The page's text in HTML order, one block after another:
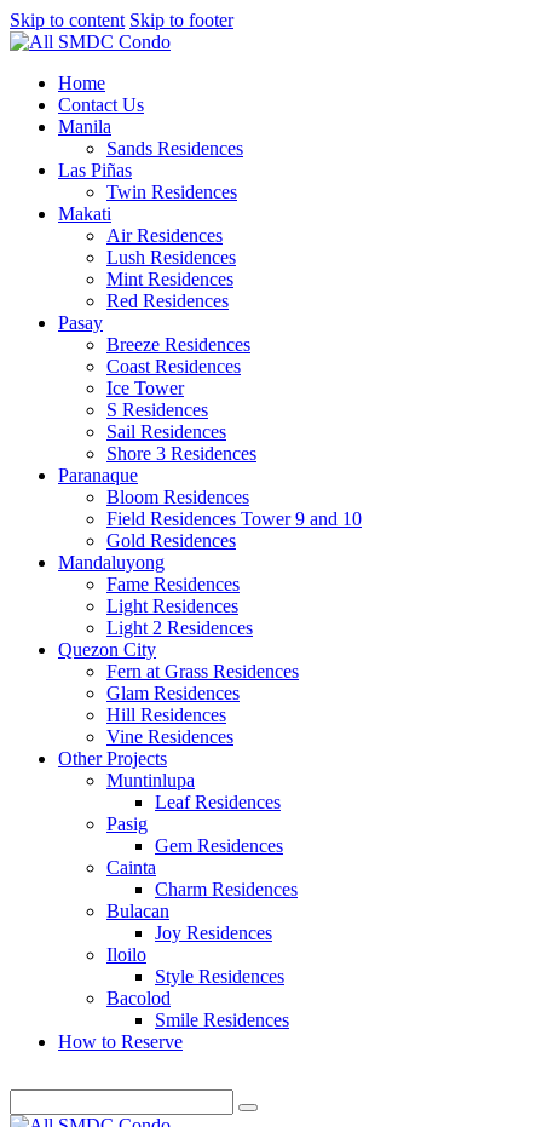
Skip to content Skip to footer
Home
Contact Us
Manila
Sands Residences
Las Piñas
Twin Residences
Makati
Air Residences
Lush Residences
Mint Residences
Red Residences
Pasay
Breeze Residences
Coast Residences
Ice Tower
S Residences
Sail Residences
Shore 3 Residences
Paranaque
Bloom Residences
Field Residences Tower 9 and 10
Gold Residences
Mandaluyong
Fame Residences
Light Residences
Light 2 Residences
Quezon City
Fern at Grass Residences
Glam Residences
Hill Residences
Vine Residences
Other Projects
Muntinlupa
Leaf Residences
Pasig
Gem Residences
Cainta
Charm Residences
Bulacan
Joy Residences
Iloilo
Style Residences
Bacolod
Smile Residences
How to Reserve